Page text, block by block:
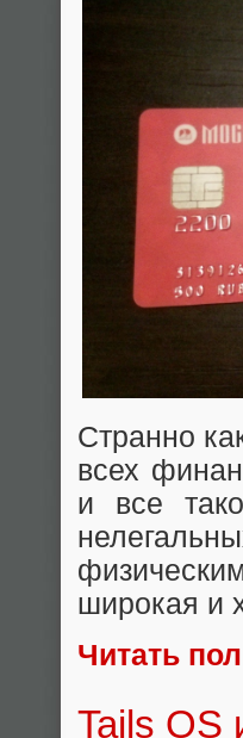
Странно
всех
и все
широкая и
Читать
Tails OS